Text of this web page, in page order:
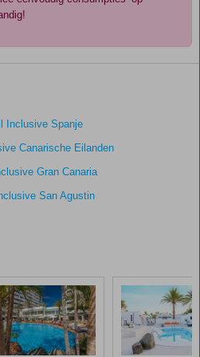
Inclusive Spanje
Canarische Eilanden
Gran Canaria
San Agustin